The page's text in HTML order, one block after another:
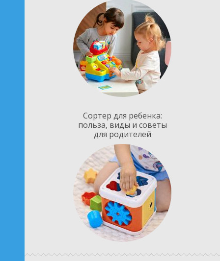
Сортер для ребенка:
польза, виды и советы
для родителей